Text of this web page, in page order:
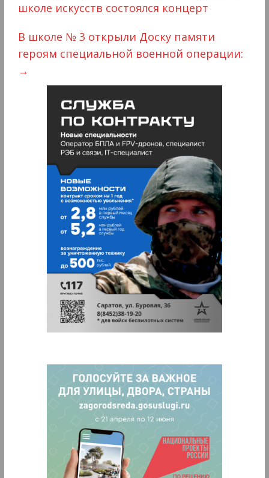
школе искусств состоялся концерт
В школе № 3 открыли Доску памяти
героям специальной военной операции:
→